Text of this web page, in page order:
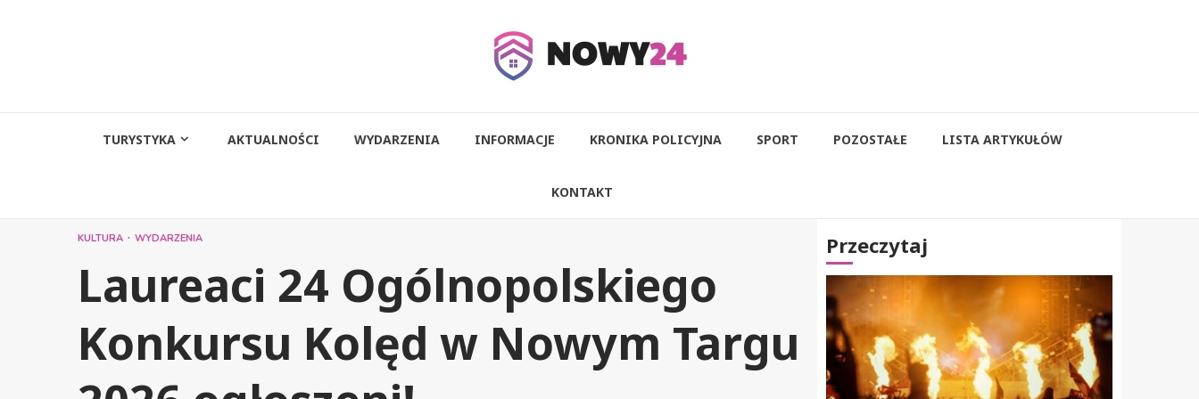
TURYSTYKA AKTUALNOŚCI WYDARZENIA INFORMACJE KRONIKA POLICYJNA SPORT POZOSTAŁE LISTA ARTYKUŁÓW
KONTAKT
KULTURA WYDARZENIA
Laureaci 24 Ogólnopolskiego
Konkursu Kolęd w Nowym Targu
Przeczytaj